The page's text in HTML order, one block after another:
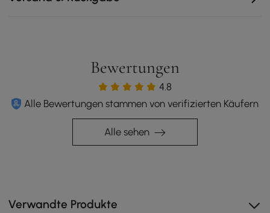
Bewertungen
4.8
Alle Bewertungen stammen von verifizierten Käufern
Alle sehen
Verwandte Produkte